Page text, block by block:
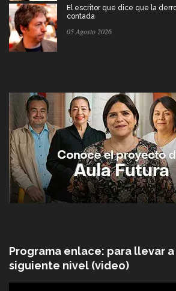
El escritor que dice que la
contada
05 Agosto 2026
Programa enlace: para llevar
siguiente nivel (video)